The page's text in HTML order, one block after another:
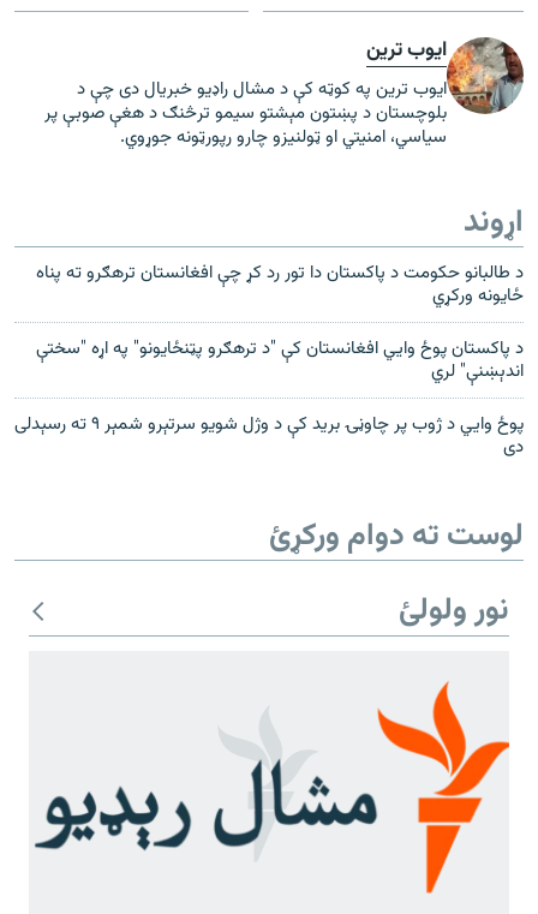
ایوب ترین
ایوب ترین په کوټه کې د مشال راډیو خبریال دی چې د
بلوچستان د پښتون مېشتو سیمو ترڅنګ د هغې صوبې پر
سیاسي، امنیتي او ټولنیزو چارو رپورټونه جوړوي.
اړوند
د طالبانو حکومت د پاکستان دا تور رد کړ چې افغانستان ترهګرو ته پناه
ځایونه ورکړي
د پاکستان پوځ وايي افغانستان کې "د ترهګرو پټنځایونو" په اړه "سختې
اندېښنې" لري
پوځ وايي د ژوب پر چاوڼۍ برید کې د وژل شویو سرتېرو شمېر ۹ ته رسېدلی
دی
لوست ته دوام ورکړئ
نور ولولئ